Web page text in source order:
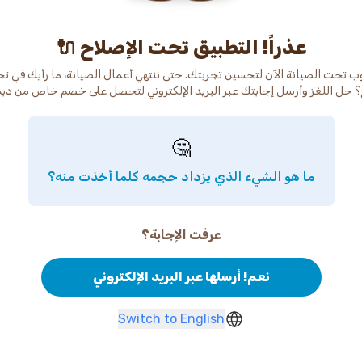
عذراً! التطبيق تحت الإصلاح 🔌
تحت الصيانة الآن لتحسين تجربتك. حتى ننتهي أعمال الصيانة، ما رأيك في
حل اللغز وأرسل إجابتك عبر البريد الإلكتروني لتحصل على خصم خاص من
🤔
ما هو الشيء الذي يزداد حجمه كلما أخذت منه؟
عرفت الإجابة؟
نعم! أرسلها عبر البريد الإلكتروني
Switch to English